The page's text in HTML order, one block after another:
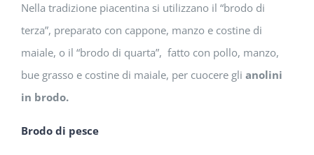
Nella tradizione piacentina si utilizzano il “brodo di
terza”, preparato con cappone, manzo e costine di
maiale, o il “brodo di quarta”, fatto con pollo, manzo,
bue grasso e costine di maiale, per cuocere gli anolini
in brodo.
Brodo di pesce